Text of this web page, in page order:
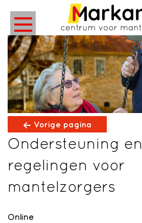
Vorige pagina
Ondersteuning en
regelingen voor
mantelzorgers
Online